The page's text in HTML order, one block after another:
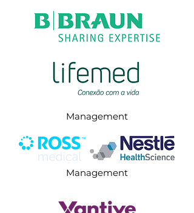
Management
Management